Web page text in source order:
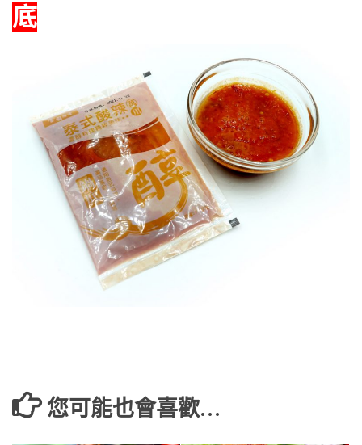
底
您可能也會喜歡…